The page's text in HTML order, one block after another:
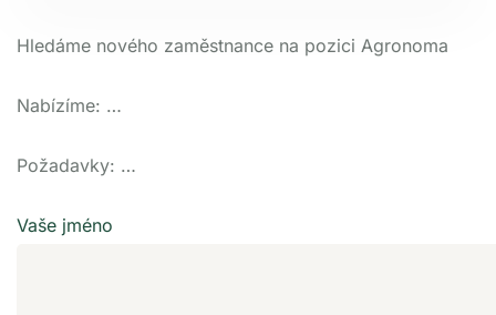
Hledáme nového zaměstnance na pozici Agronoma
Nabízíme: …
Požadavky: …
Vaše jméno